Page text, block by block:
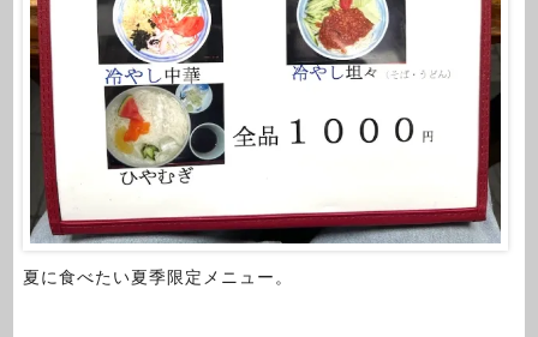
夏に食べたい夏季限定メニュー。